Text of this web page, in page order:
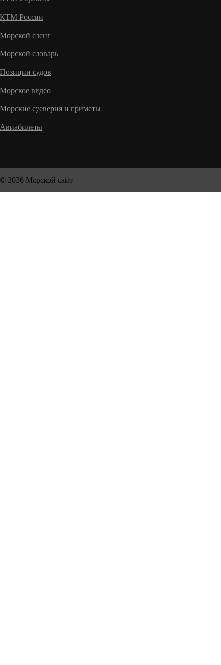
КТМ России
Морской сленг
Морской словарь
Позиции судов
Морское видео
Морские суеверия и приметы
Авиабилеты
© 2026 Морской сайт